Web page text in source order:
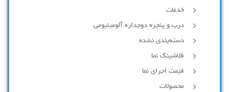
خدمات
درب و پنجره دوجداره آلومینیومی
دسته‌بندی نشده
فلاشینگ نما
قیمت اجرای نما
محصولات